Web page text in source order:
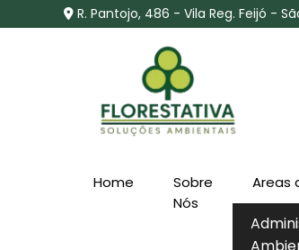
R. Pantojo, 486 - Vila Reg. Feijó -
Home
Sobre
Nós
Areas
Consulta